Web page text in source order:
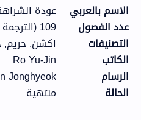
الاسم بالعربي
عودة
عدد الفصول
109 (الترجمة العربية مكتملة أيضًا)
التصنيفات
اكشن, حريم,
الكاتب
Ro Yu-Jin
الرسام
Jonghyeok
الحالة
منتهية